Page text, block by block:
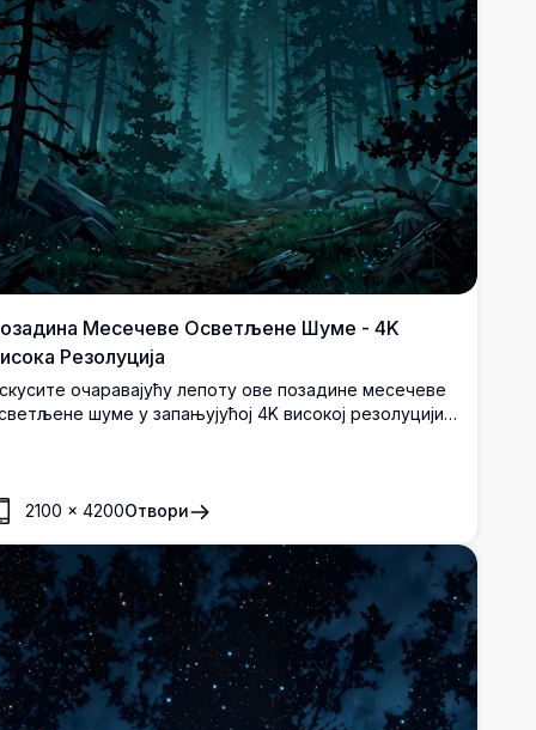
Месечеве Осветљене Шуме - 4K
Резолуција
очаравајућу лепоту ове позадине месечеве
шуме у запањујућој 4K високој резолуцији.
екране. Уроните у мирну и мистичну
2100 × 4200Отвори